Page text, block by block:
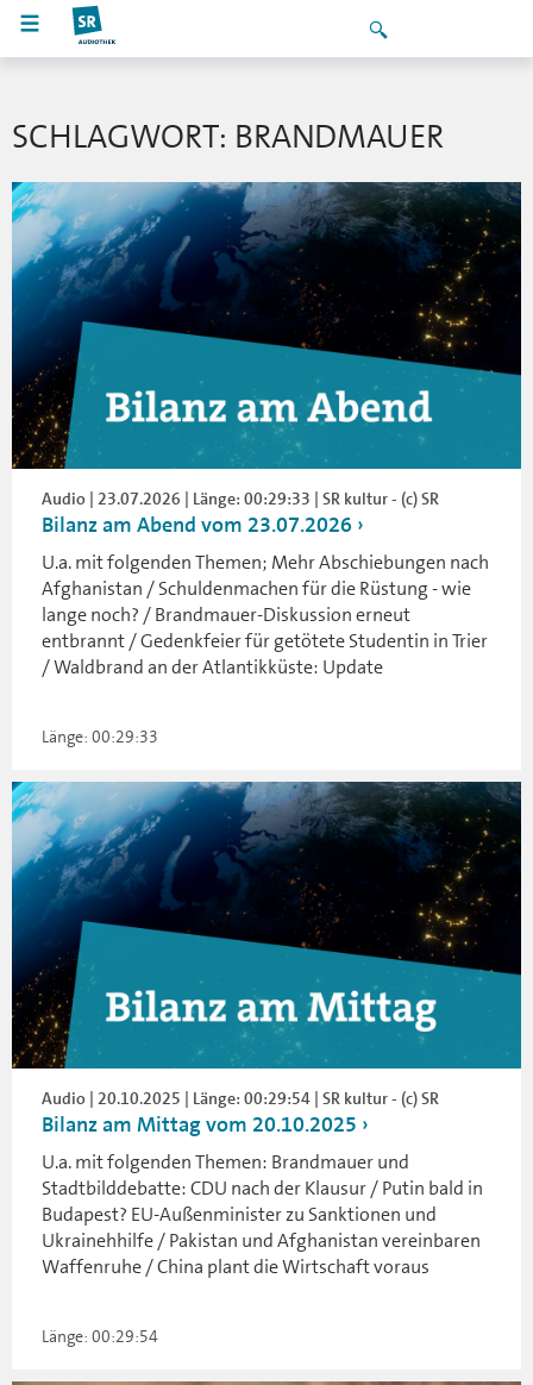
SCHLAGWORT: BRANDMAUER
Audio | 23.07.2026 | Länge: 00:29:33 | SR kultur - (c) SR
Bilanz am Abend vom 23.07.2026
U.a. mit folgenden Themen; Mehr Abschiebungen nach
Afghanistan / Schuldenmachen für die Rüstung - wie
lange noch? / Brandmauer-Diskussion erneut
entbrannt / Gedenkfeier für getötete Studentin in Trier
/ Waldbrand an der Atlantikküste: Update
Länge: 00:29:33
Audio | 20.10.2025 | Länge: 00:29:54 | SR kultur - (c) SR
Bilanz am Mittag vom 20.10.2025
U.a. mit folgenden Themen: Brandmauer und
Stadtbilddebatte: CDU nach der Klausur / Putin bald in
Budapest? EU-Außenminister zu Sanktionen und
Ukrainehhilfe / Pakistan und Afghanistan vereinbaren
Waffenruhe / China plant die Wirtschaft voraus
Länge: 00:29:54